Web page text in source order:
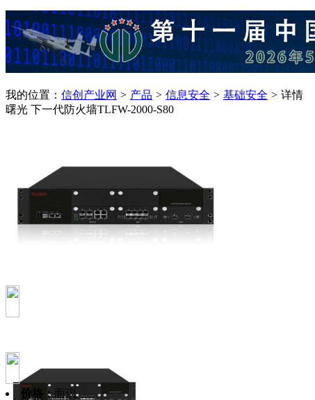
我的位置： 信创产业网 > 产品 > 信息安全 > 基础安全 > 详情
曙光 下一代防火墙TLFW-2000-S80
价格：面议